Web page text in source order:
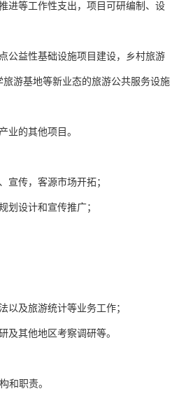
进等工作性支出，项目可研编制、设
公益性基础设施项目建设，乡村旅游
游基地等新业态的旅游公共服务设施
业的其他项目。
宣传，客源市场开拓；
划设计和宣传推广；
以及旅游统计等业务工作；
及其他地区考察调研等。
和职责。